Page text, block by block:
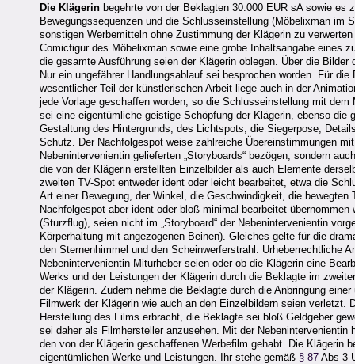
Die Klägerin begehrte von der Beklagten 30.000 EUR sA sowie
Bewegungssequenzen und die Schlusseinstellung (Möbelixman im
sonstigen Werbemitteln ohne Zustimmung der Klägerin zu
Comicfigur des Möbelixman sowie eine grobe Inhaltsangabe eines
die gesamte Ausführung seien der Klägerin oblegen. Über die
Nur ein ungefährer Handlungsablauf sei besprochen worden. Für
wesentlicher Teil der künstlerischen Arbeit liege auch in der
jede Vorlage geschaffen worden, so die Schlusseinstellung mit
sei eine eigentümliche geistige Schöpfung der Klägerin, ebenso
Gestaltung des Hintergrunds, des Lichtspots, die Siegerpose,
Schutz. Der Nachfolgespot weise zahlreiche Übereinstimmungen
Nebenintervenientin gelieferten „Storyboards“ bezögen, sondern
die von der Klägerin erstellten Einzelbilder als auch Elemente
zweiten TV-Spot entweder ident oder leicht bearbeitet, etwa die
Art einer Bewegung, der Winkel, die Geschwindigkeit, die
Nachfolgespot aber ident oder bloß minimal bearbeitet
(Sturzflug), seien nicht im „Storyboard“ der Nebenintervenientin
Körperhaltung mit angezogenen Beinen). Gleiches gelte für die
den Sternenhimmel und den Scheinwerferstrahl. Urheberrechtliche
Nebenintervenientin Miturheber seien oder ob die Klägerin eine
Werks und der Leistungen der Klägerin durch die Beklagte im
der Klägerin. Zudem nehme die Beklagte durch die Anbringung
Filmwerk der Klägerin wie auch an den Einzelbildern seien
Herstellung des Films erbracht, die Beklagte sei bloß Geldgeber
sei daher als Filmhersteller anzusehen. Mit der
den von der Klägerin geschaffenen Werbefilm gehabt. Die Klägerin
eigentümlichen Werke und Leistungen. Ihr stehe gemäß § 87 Abs 3